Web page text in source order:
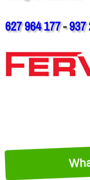
627 964 177-937